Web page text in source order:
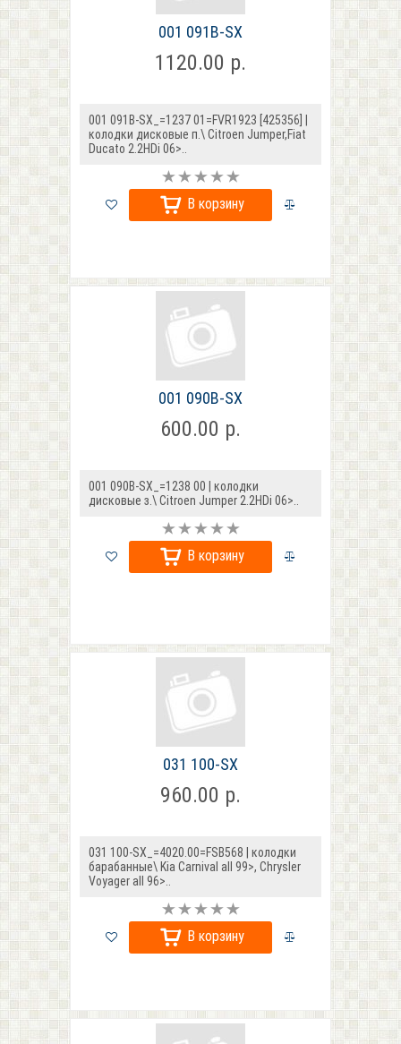
001 091B-SX
1120.00 р.
001 091B-SX_=1237 01=FVR1923 [425356] |
колодки дисковые п.\ Citroen Jumper,Fiat
Ducato 2.2HDi 06>..
В корзину
001 090B-SX
600.00 р.
001 090B-SX_=1238 00 | колодки
дисковые з.\ Citroen Jumper 2.2HDi 06>..
В корзину
031 100-SX
960.00 р.
031 100-SX_=4020.00=FSB568 | колодки
барабанные\ Kia Carnival all 99>, Chrysler
Voyager all 96>..
В корзину